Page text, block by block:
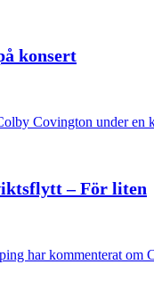
konsert
Covington under en
– För liten
har kommenterat om